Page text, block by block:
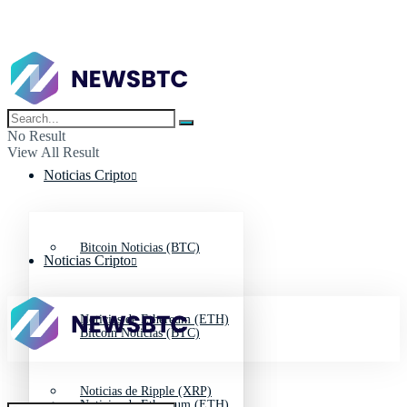
No Result
View All Result
Noticias Cripto
Bitcoin Noticias (BTC)
Noticias de Ethereum (ETH)
Noticias de Ripple (XRP)
Noticias Cripto
Bitcoin Noticias (BTC)